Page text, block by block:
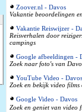
Zoover.nl - Davos
Vakantie beoordelingen
Vakantie Reiswijzer -
Reisverhalen door
campings
Google afbeeldingen -
Zoek naar foto's van
YouTube Video - Davos
Zoek en bekijk video films
Google Video - Davos
Zoek en geniet van video